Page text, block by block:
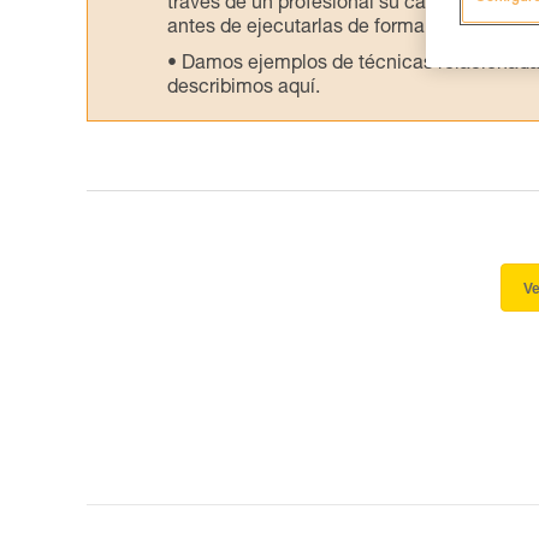
través de un profesional su capacidad
antes de ejecutarlas de forma autónoma.
Damos ejemplos de técnicas
describimos aquí.